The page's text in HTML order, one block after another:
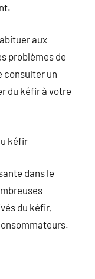
aux
problèmes de
consulter un
du kéfir à votre
kéfir
dans le
du kéfir,